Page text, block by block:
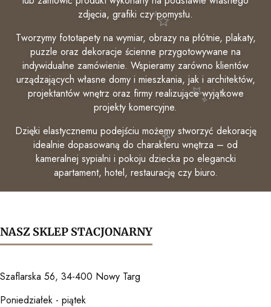
zdjęcia, grafiki czy pomysłu.
Tworzymy fototapety na wymiar, obrazy na płótnie, plakaty,
puzzle oraz dekoracje ścienne przygotowywane na
indywidualne zamówienie. Wspieramy zarówno klientów
urządzających własne domy i mieszkania, jak i architektów,
projektantów wnętrz oraz firmy realizujące wyjątkowe
projekty komercyjne.
Dzięki elastycznemu podejściu możemy stworzyć dekorację
idealnie dopasowaną do charakteru wnętrza – od
kameralnej sypialni i pokoju dziecka po elegancki
apartament, hotel, restaurację czy biuro.
NASZ SKLEP STACJONARNY
Szaflarska 56, 34-400 Nowy Targ
Poniedziałek - piątek